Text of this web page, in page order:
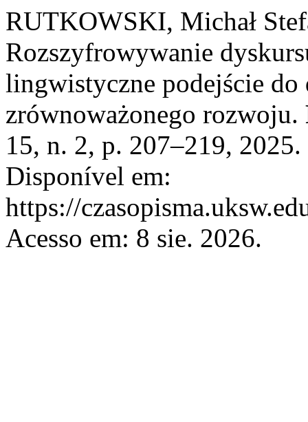
RUTKOWSKI, Michał
Rozszyfrowywanie
lingwistyczne podejście do
zrównoważonego rozwoju.
15, n. 2, p. 207–219,
Disponível em:
https://
Acesso em: 8 sie. 2026.